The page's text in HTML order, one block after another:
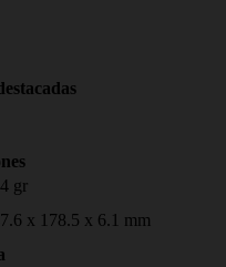
gr
x 178.5 x 6.1 mm